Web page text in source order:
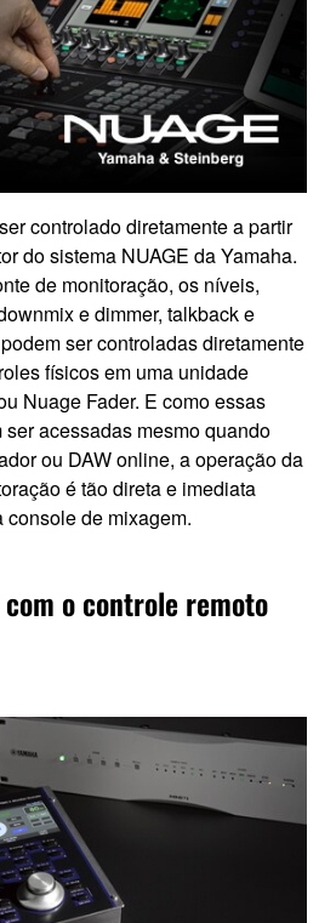
controlado diretamente a partir
do sistema NUAGE da Yamaha.
de monitoração, os níveis,
e dimmer, talkback e
ser controladas diretamente
físicos em uma unidade
Nuage Fader. E como essas
acessadas mesmo quando
ou DAW online, a operação da
é tão direta e imediata
console de mixagem.
o controle remoto